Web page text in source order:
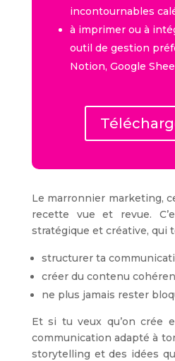
incontournables
à imprimer ou à
outil de gestion
Notion, Google
Le marronnier marketing,
recette vue et revue.
stratégique et créative, qui
structurer ta
créer du contenu
ne plus jamais rester
Et si tu veux qu’on crée
communication adapté à
storytelling et des idées